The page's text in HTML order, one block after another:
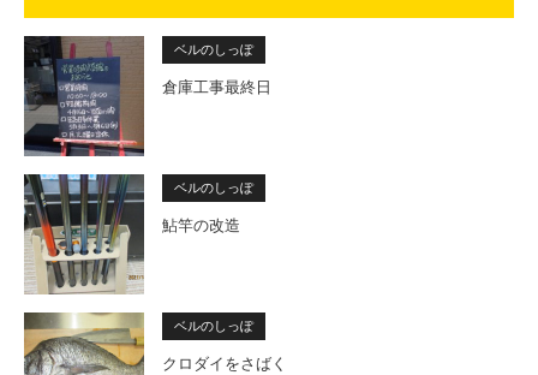
ベルのしっぽ
倉庫工事最終日
ベルのしっぽ
鮎竿の改造
ベルのしっぽ
クロダイをさばく